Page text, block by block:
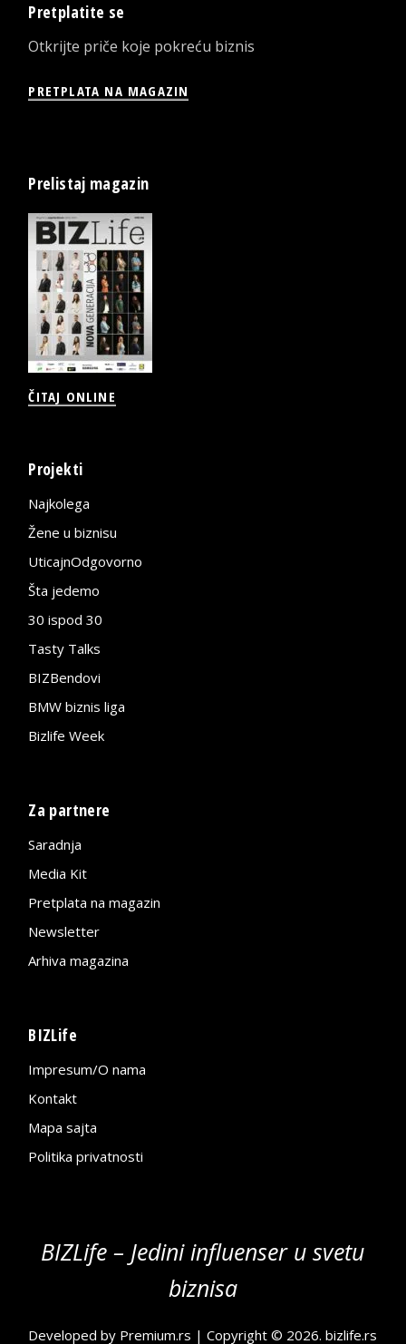
Pretplatite se
Otkrijte priče koje pokreću biznis
PRETPLATA NA MAGAZIN
Prelistaj magazin
ČITAJ ONLINE
Projekti
Najkolega
Žene u biznisu
UticajnOdgovorno
Šta jedemo
30 ispod 30
Tasty Talks
BIZBendovi
BMW biznis liga
Bizlife Week
Za partnere
Saradnja
Media Kit
Pretplata na magazin
Newsletter
Arhiva magazina
BIZLife
Impresum/O nama
Kontakt
Mapa sajta
Politika privatnosti
BIZLife – Jedini influenser u svetu
biznisa
Developed by Premium.rs | Copyright © 2026.bizlife.rs